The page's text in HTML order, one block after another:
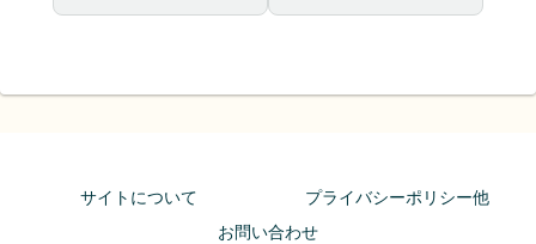
サイトについて
プライバシーポリシー他
お問い合わせ